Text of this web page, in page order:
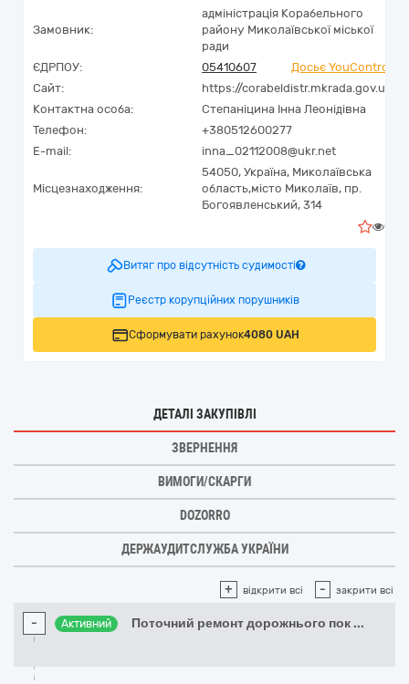
Замовник:
адміністрація Корабельного
району Миколаївської міської
ради
ЄДРПОУ:
05410607
Досьє YouControl
Сайт:
https://corabeldistr.mkrada.gov.ua
Контактна особа:
Степаніцина Інна Леонідівна
Телефон:
+380512600277
E-mail:
inna_02112008@ukr.net
Місцезнаходження:
54050, Україна, Миколаївська
область,місто Миколаїв, пр.
Богоявленський, 314
0
Витяг про відсутність судимості
Реєстр корупційних порушників
Сформувати рахунок4080 UAH
ДЕТАЛІ ЗАКУПІВЛІ
ЗВЕРНЕННЯ
ВИМОГИ/СКАРГИ
DOZORRO
ДЕРЖАУДИТСЛУЖБА УКРАЇНИ
+ відкрити всі - закрити всі
- Активний Поточний ремонт дорожнього пок ...